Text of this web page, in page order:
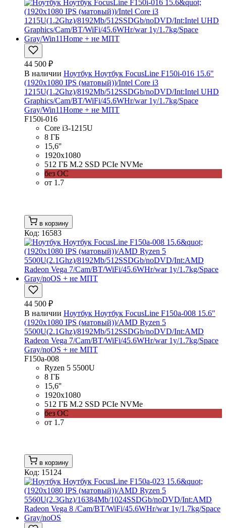
44 500 ₽
В наличии Ноутбук Ноутбук FocusLine F150i-016 15.6"
(1920x1080 IPS (матовый))/Intel Core i3
1215U(1.2Ghz)/8192Mb/512SSDGb/noDVD/Int:Intel UHD
Graphics/Cam/BT/WiFi/45.6WHr/war 1y/1.7kg/Space
Gray/Win11Home + не МПТ
F150i-016
Core i3-1215U
8 ГБ
15,6''
1920x1080
512 ГБ M.2 SSD PCIe NVMe
без ОС
от 1.7
в корзину
Код: 16583
44 500 ₽
В наличии Ноутбук Ноутбук FocusLine F150a-008 15.6"
(1920x1080 IPS (матовый))/AMD Ryzen 5
5500U(2.1Ghz)/8192Mb/512SSDGb/noDVD/Int:AMD
Radeon Vega 7/Cam/BT/WiFi/45.6WHr/war 1y/1.7kg/Space
Gray/noOS + не МПТ
F150a-008
Ryzen 5 5500U
8 ГБ
15,6''
1920x1080
512 ГБ M.2 SSD PCIe NVMe
без ОС
от 1.7
в корзину
Код: 15124